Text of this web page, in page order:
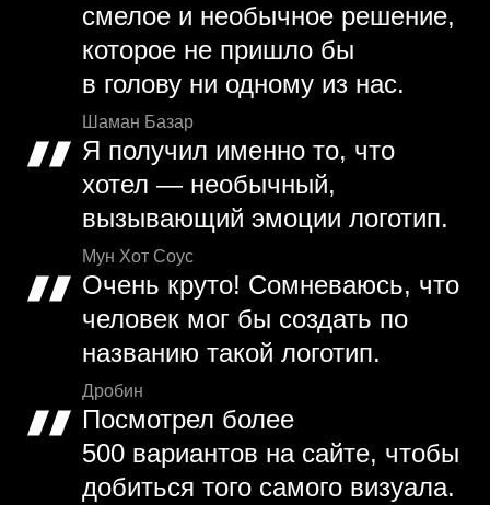
смелое и необычное решение,
которое не пришло бы
в голову ни одному из нас.
Шаман Базар
Я получил именно то, что
хотел — необычный,
вызывающий эмоции логотип.
Мун Хот Соус
Очень круто! Сомневаюсь, что
человек мог бы создать по
названию такой логотип.
Дробин
Посмотрел более
500 вариантов на сайте, чтобы
добиться того самого визуала.